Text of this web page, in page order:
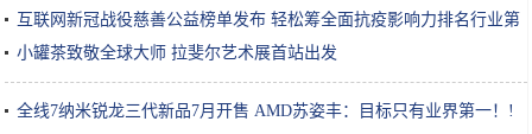
互联网新冠战役慈善公益榜单发布 轻松筹全面抗疫影响力排名行业第
一
小罐茶致敬全球大师 拉斐尔艺术展首站出发
全线7纳米锐龙三代新品7月开售 AMD苏姿丰：目标只有业界第一！!